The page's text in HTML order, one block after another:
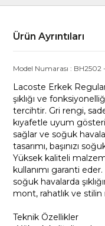
Ürün Ayrıntıları
Model Numarası : BH2502 -
Lacoste Erkek
şıklığı ve
tercihtir. Gri rengi,
kıyafetle uyum
sağlar ve soğuk
tasarımı, başınızı
Yüksek kaliteli
kullanımı garanti
soğuk havalarda
mont, rahatlık ve
Teknik Özellikler